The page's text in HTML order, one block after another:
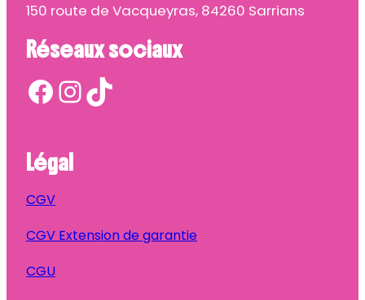
150 route de Vacqueyras, 84260 Sarrians
Réseaux sociaux
Facebook InstagramTikTok
Légal
CGV
CGV Extension de garantie
CGU